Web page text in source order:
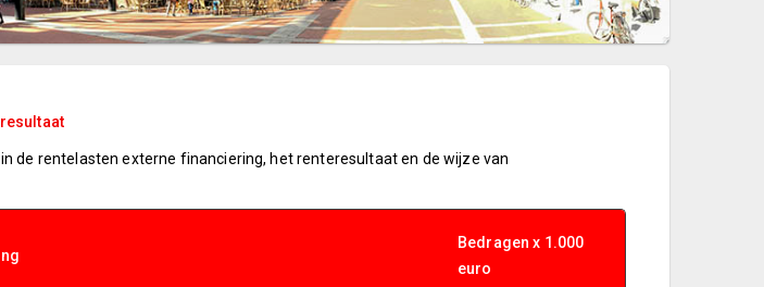
de rentelasten externe financiering, het renteresultaat en de wijze van
Bedragen x 1.000
euro